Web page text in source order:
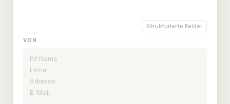
Strukturierte Felder
VON